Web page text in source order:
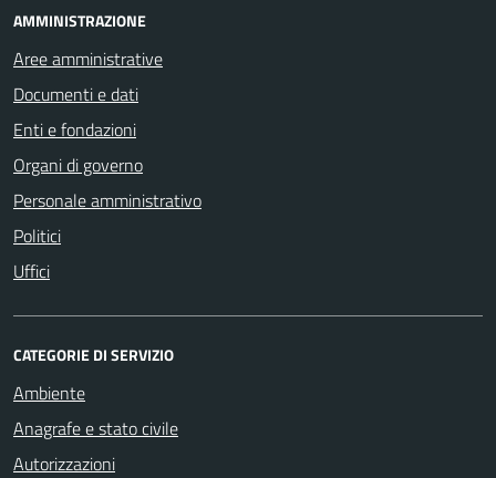
AMMINISTRAZIONE
Aree amministrative
Documenti e dati
Enti e fondazioni
Organi di governo
Personale amministrativo
Politici
Uffici
CATEGORIE DI SERVIZIO
Ambiente
Anagrafe e stato civile
Autorizzazioni